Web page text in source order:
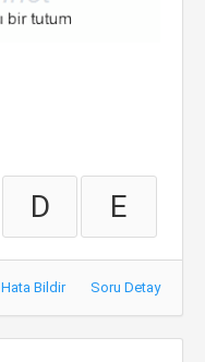
D E
Hata Bildir Soru Detay